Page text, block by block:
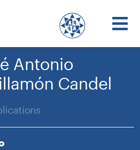
Antonio
Candel